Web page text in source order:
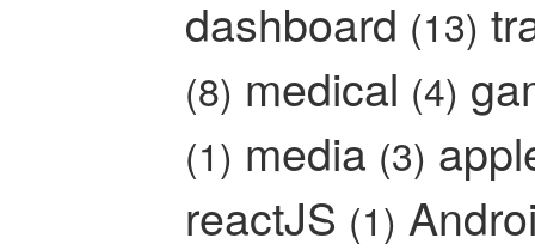
dashboard (13)
(8) medical (4)
(1) media (3)
reactJS (1)